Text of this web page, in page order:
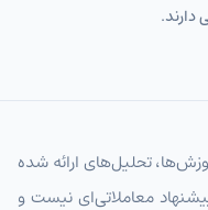
دارند.
تحلیل‌های ارائه شده
معاملاتی‌ای نیست و